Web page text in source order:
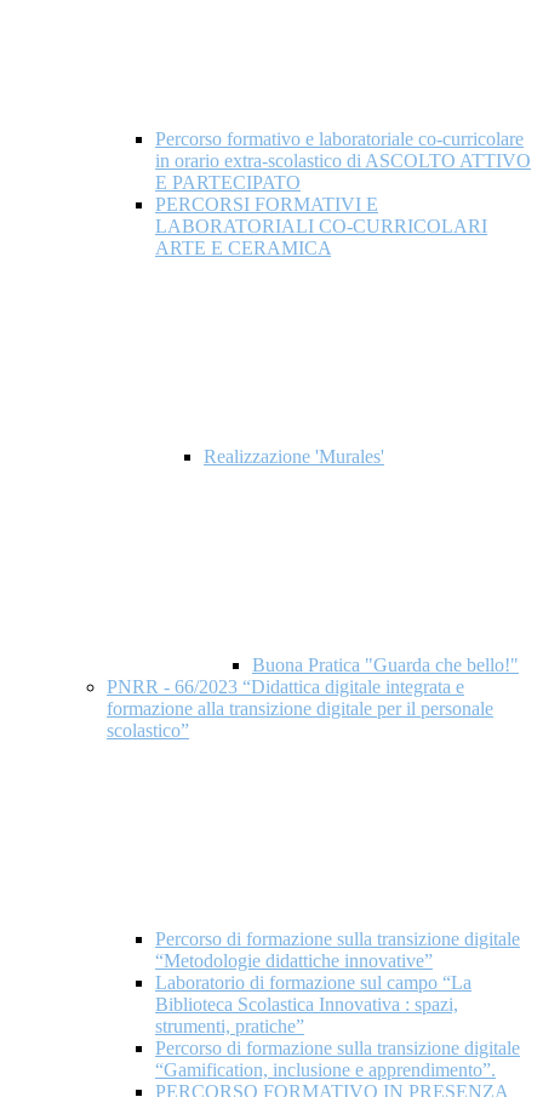
Percorso formativo e laboratoriale co-curricolare
in orario extra-scolastico di ASCOLTO ATTIVO
E PARTECIPATO
PERCORSI FORMATIVI E
LABORATORIALI CO-CURRICOLARI
ARTE E CERAMICA
Realizzazione 'Murales'
Buona Pratica "Guarda che bello!"
PNRR - 66/2023 “Didattica digitale integrata e
formazione alla transizione digitale per il personale
scolastico”
Percorso di formazione sulla transizione digitale
“Metodologie didattiche innovative”
Laboratorio di formazione sul campo “La
Biblioteca Scolastica Innovativa : spazi,
strumenti, pratiche”
Percorso di formazione sulla transizione digitale
“Gamification, inclusione e apprendimento”.
PERCORSO FORMATIVO IN PRESENZA